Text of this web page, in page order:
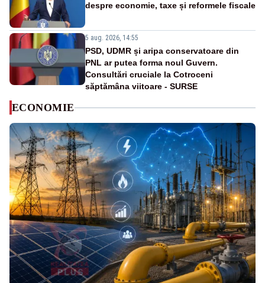
despre economie, taxe și reformele fiscale
5 aug. 2026, 14:55
PSD, UDMR și aripa conservatoare din
PNL ar putea forma noul Guvern.
Consultări cruciale la Cotroceni
săptămâna viitoare - SURSE
ECONOMIE